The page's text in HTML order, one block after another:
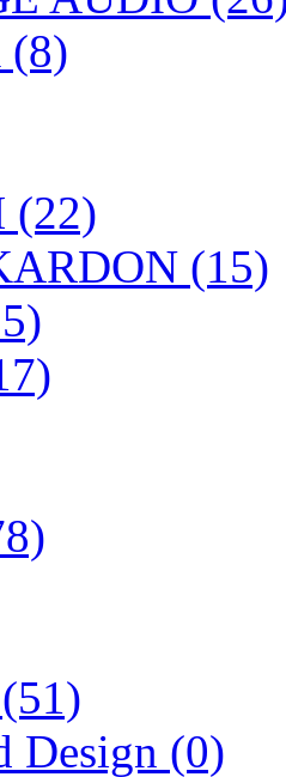
(8)
(22)
(15)
Design (0)